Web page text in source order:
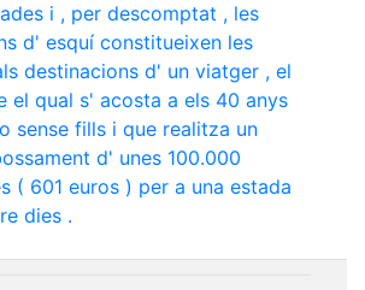
i , per descomptat , les
d' esquí constitueixen les
destinacions d' un viatger , el
el qual s' acosta a els 40 anys
o sense fills i que realitza un
d' unes 100.000
( 601 euros ) per a una estada
dies .